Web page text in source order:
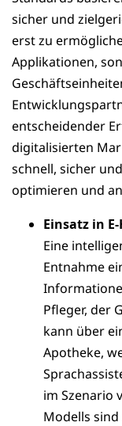
sicher und
erst zu
Applikationen,
entscheidender
digitalisierten
schnell, sicher
optimieren und
Einsatz in
Eine
Entnahme
Pfleger, der
kann über
Apotheke,
im Szenario
Modells